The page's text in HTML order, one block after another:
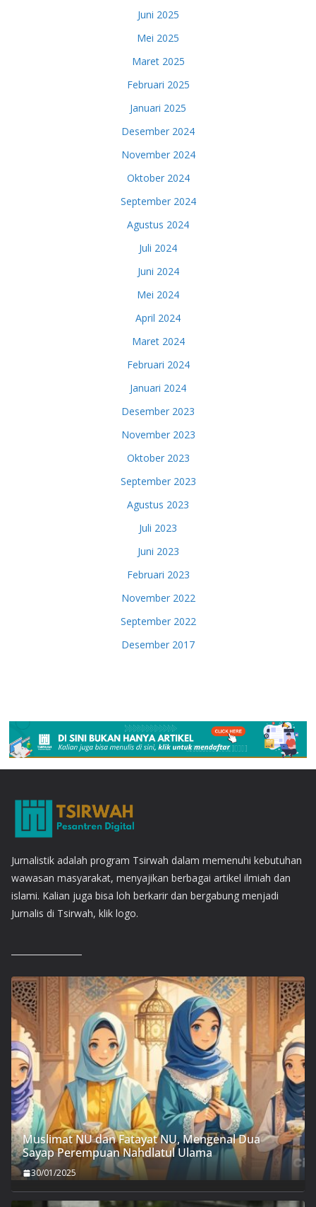
Juni 2025
Mei 2025
Maret 2025
Februari 2025
Januari 2025
Desember 2024
November 2024
Oktober 2024
September 2024
Agustus 2024
Juli 2024
Juni 2024
Mei 2024
April 2024
Maret 2024
Februari 2024
Januari 2024
Desember 2023
November 2023
Oktober 2023
September 2023
Agustus 2023
Juli 2023
Juni 2023
Februari 2023
November 2022
September 2022
Desember 2017
Jurnalistik adalah program Tsirwah dalam memenuhi kebutuhan
wawasan masyarakat, menyajikan berbagai artikel ilmiah dan
islami. Kalian juga bisa loh berkarir dan bergabung menjadi
Jurnalis di Tsirwah, klik logo.
Muslimat NU dan Fatayat NU, Mengenal Dua
Sayap Perempuan Nahdlatul Ulama
30/01/2025